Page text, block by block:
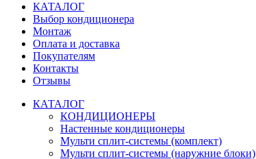
КАТАЛОГ
Выбор кондиционера
Монтаж
Оплата и доставка
Покупателям
Контакты
Отзывы
КАТАЛОГ
КОНДИЦИОНЕРЫ
Настенные кондиционеры
Мульти сплит-системы (комплект)
Мульти сплит-системы (наружние блоки)